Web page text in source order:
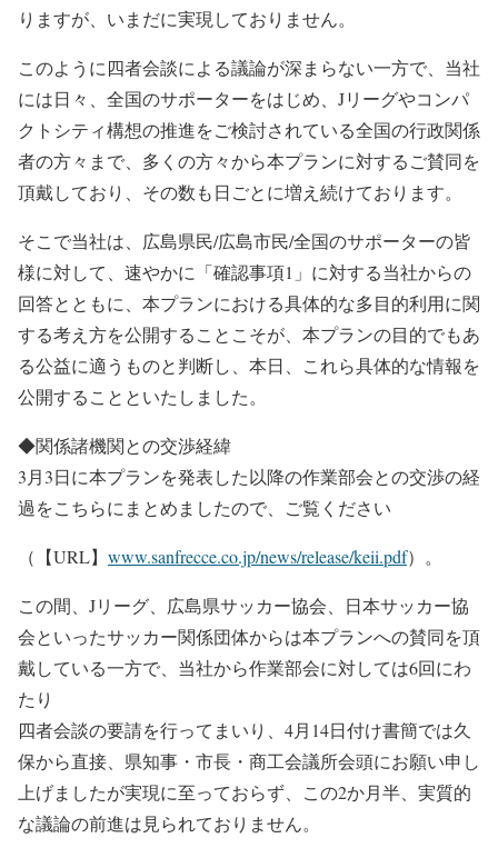
りますが、いまだに実現しておりません。
このように四者会談による議論が深まらない一方で、当社
には日々、全国のサポーターをはじめ、Jリーグやコンパ
クトシティ構想の推進をご検討されている全国の行政関係
者の方々まで、多くの方々から本プランに対するご賛同を
頂戴しており、その数も日ごとに増え続けております。
そこで当社は、広島県民/広島市民/全国のサポーターの皆
様に対して、速やかに「確認事項1」に対する当社からの
回答とともに、本プランにおける具体的な多目的利用に関
する考え方を公開することこそが、本プランの目的でもあ
る公益に適うものと判断し、本日、これら具体的な情報を
公開することといたしました。
◆関係諸機関との交渉経緯
3月3日に本プランを発表した以降の作業部会との交渉の経
過をこちらにまとめましたので、ご覧ください
（【URL】 www.sanfrecce.co.jp/news/release/keii.pdf）。
この間、Jリーグ、広島県サッカー協会、日本サッカー協
会といったサッカー関係団体からは本プランへの賛同を頂
戴している一方で、当社から作業部会に対しては6回にわ
たり
四者会談の要請を行ってまいり、4月14日付け書簡では久
保から直接、県知事・市長・商工会議所会頭にお願い申し
上げましたが実現に至っておらず、この2か月半、実質的
な議論の前進は見られておりません。